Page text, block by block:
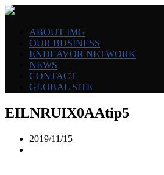
ABOUT IMG
OUR BUSINESS
ENDEAVOR NETWORK
NEWS
CONTACT
GLOBAL SITE
EILNRUIX0AAtip5
2019/11/15